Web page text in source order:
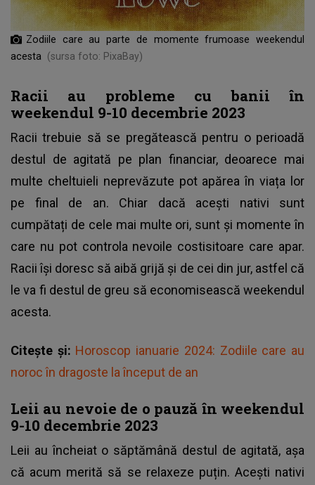
Zodiile care au parte de momente frumoase weekendul
acesta
(sursa foto: PixaBay)
Racii au probleme cu banii în
weekendul 9-10 decembrie 2023
Racii trebuie să se pregătească pentru o perioadă
destul de agitată pe plan financiar, deoarece mai
multe cheltuieli neprevăzute pot apărea în viața lor
pe final de an. Chiar dacă acești nativi sunt
cumpătați de cele mai multe ori, sunt și momente în
care nu pot controla nevoile costisitoare care apar.
Racii își doresc să aibă grijă și de cei din jur, astfel că
le va fi destul de greu să economisească weekendul
acesta.
Citește și: Horoscop ianuarie 2024: Zodiile care au
noroc în dragoste la început de an
Leii au nevoie de o pauză în weekendul
9-10 decembrie 2023
Leii au încheiat o săptămână destul de agitată, așa
că acum merită să se relaxeze puțin. Acești nativi